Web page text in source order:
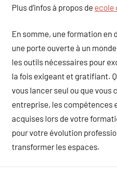
Plus d’infos à propos de ecole
En somme, une formation en
une porte ouverte à un
les outils nécessaires pour
la fois exigeant et gratifiant.
vous lancer seul ou que vous
entreprise, les compétences
acquises lors de votre
pour votre évolution
transformer les espaces.